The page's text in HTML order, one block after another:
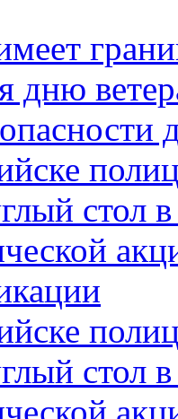
дню
стол
стол